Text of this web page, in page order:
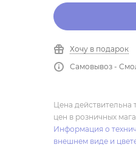
Хочу в подарок
Самовывоз -
Цена действительна
цен в розничных
Информация о
внешнем виде и